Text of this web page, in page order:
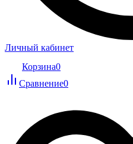
Личный кабинет
Корзина0
Сравнение0